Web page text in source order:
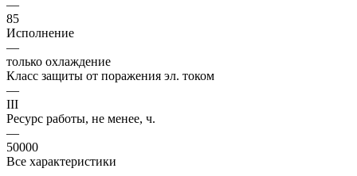
—
85
Исполнение
—
только охлаждение
Класс защиты от поражения эл. током
—
III
Ресурс работы, не менее, ч.
—
50000
Все характеристики